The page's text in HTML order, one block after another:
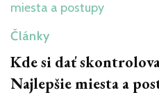
Články
Kde si dať
Najlepšie miesta a